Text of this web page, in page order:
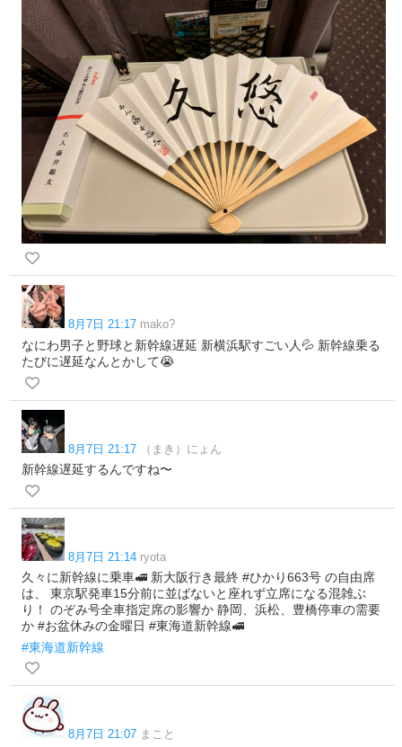
8月7日 21:17 mako?
なにわ男子と野球と新幹線遅延 新横浜駅すごい人💦 新幹線乗る
たびに遅延なんとかして😭
8月7日 21:17 （まき）にょん
新幹線遅延するんですね〜
8月7日 21:14 ryota
久々に新幹線に乗車🚅 新大阪行き最終 #ひかり663号 の自由席
は、 東京駅発車15分前に並ばないと座れず立席になる混雑ぶ
り！ のぞみ号全車指定席の影響か 静岡、浜松、豊橋停車の需要
か #お盆休みの金曜日 #東海道新幹線🚅
#東海道新幹線
8月7日 21:07 まこと